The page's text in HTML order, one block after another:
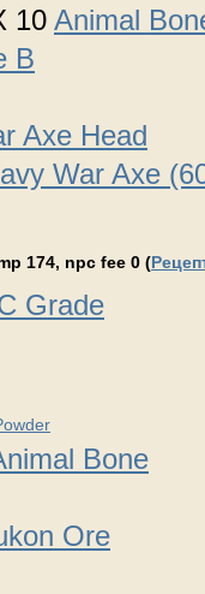
10 Animal
B
Axe Head
War Axe
174, npc fee 0 (
Grade
Bone
Ore